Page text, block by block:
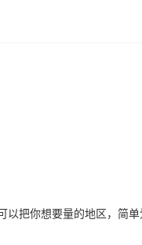
把你想要量的地区，简单